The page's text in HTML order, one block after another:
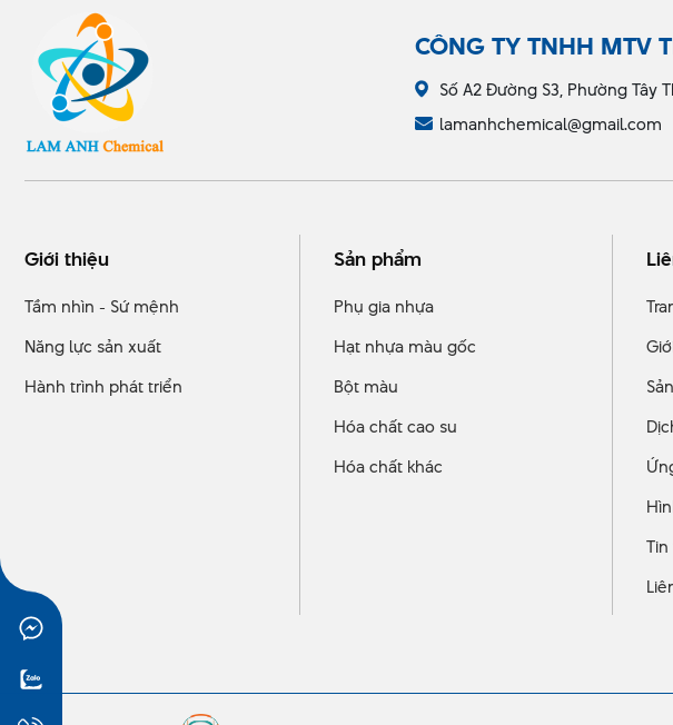
CÔNG TY TNHH MTV
Số A2 Đường S3, Phường Tây
lamanhchemical@gmail.com
Giới thiệu
Tầm nhìn - Sứ mệnh
Năng lực sản xuất
Hành trình phát triển
Sản phẩm
Phụ gia nhựa
Hạt nhựa màu gốc
Bột màu
Hóa chất cao su
Hóa chất khác